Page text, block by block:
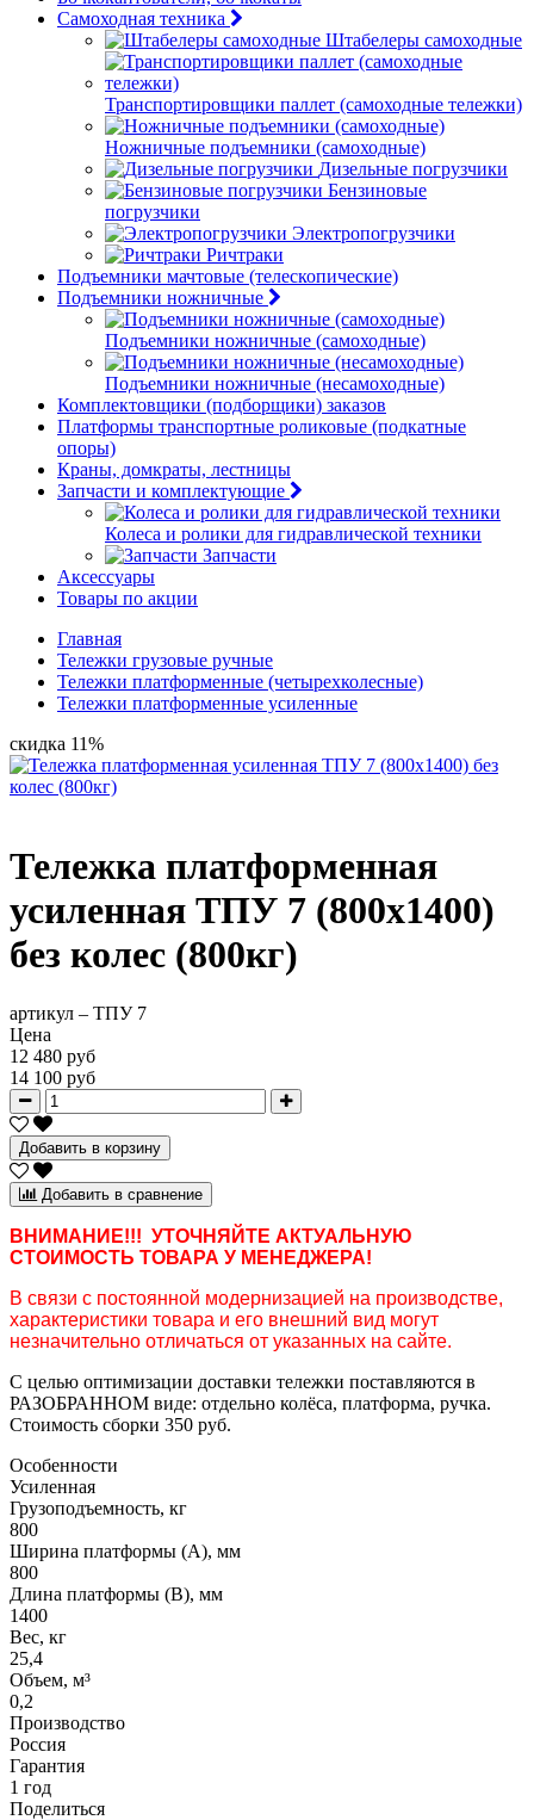
Самоходная техника
Штабелеры самоходные
Транспортировщики паллет (самоходные тележки)
Ножничные подъемники (самоходные)
Дизельные погрузчики
Бензиновые
погрузчики
Электропогрузчики
Ричтраки
Подъемники мачтовые (телескопические)
Подъемники ножничные
Подъемники ножничные (самоходные)
Подъемники ножничные (несамоходные)
Комплектовщики (подборщики) заказов
Платформы транспортные роликовые (подкатные
опоры)
Краны, домкраты, лестницы
Запчасти и комплектующие
Колеса и ролики для гидравлической техники
Запчасти
Аксессуары
Товары по акции
Главная
Тележки грузовые ручные
Тележки платформенные (четырехколесные)
Тележки платформенные усиленные
скидка 11%
Тележка платформенная
усиленная ТПУ 7 (800х1400)
без колес (800кг)
артикул – ТПУ 7
Цена
12 480 руб
14 100 руб
Добавить в корзину
Добавить в сравнение
ВНИМАНИЕ!!! УТОЧНЯЙТЕ АКТУАЛЬНУЮ
СТОИМОСТЬ ТОВАРА У МЕНЕДЖЕРА!
В связи с постоянной модернизацией на производстве,
характеристики товара и его внешний вид могут
незначительно отличаться от указанных на сайте.
С целью оптимизации доставки тележки поставляются в
РАЗОБРАННОМ виде: отдельно колёса, платформа, ручка.
Стоимость сборки 350 руб.
Особенности
Усиленная
Грузоподъемность, кг
800
Ширина платформы (А), мм
800
Длина платформы (В), мм
1400
Вес, кг
25,4
Объем, м³
0,2
Производство
Россия
Гарантия
1 год
Поделиться